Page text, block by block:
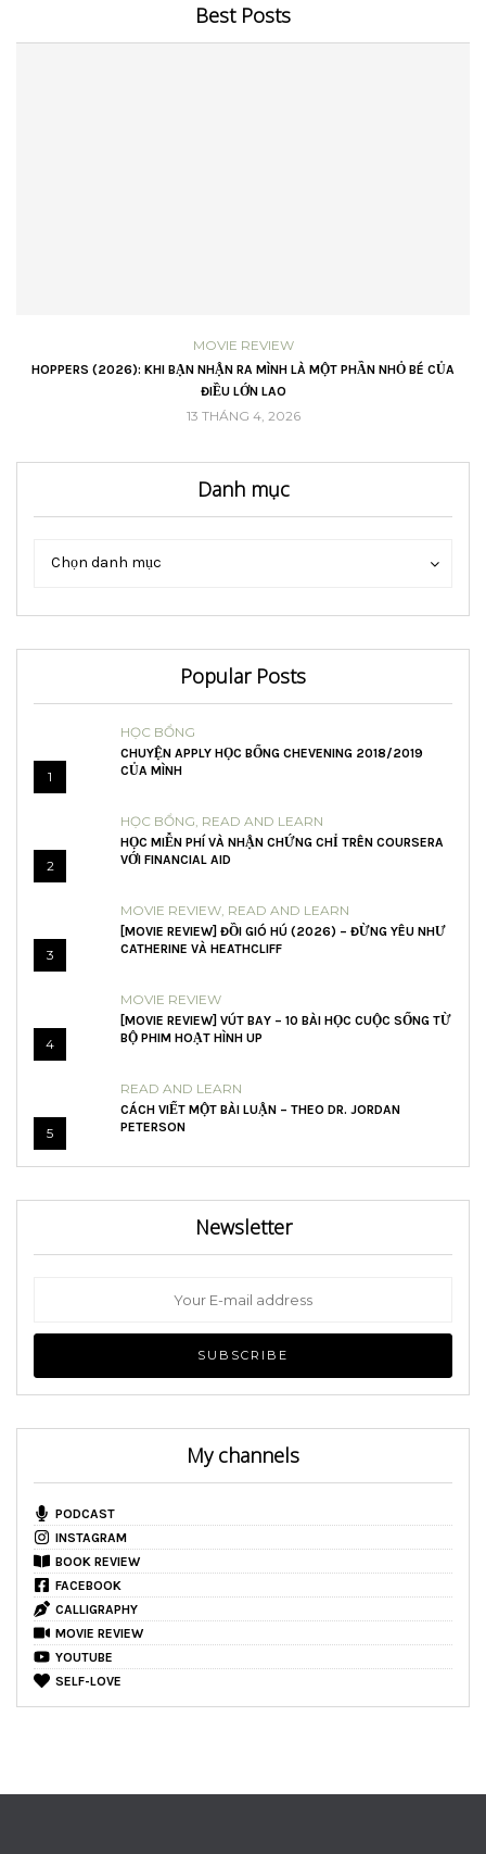
Best Posts
MOVIE REVIEW
HOPPERS (2026): KHI BẠN NHẬN RA MÌNH LÀ MỘT PHẦN NHỎ BÉ CỦA
ĐIỀU LỚN LAO
13 THÁNG 4, 2026
Danh mục
Chọn danh mục
Danh
Popular Posts
1
HỌC BỔNG
CHUYỆN APPLY HỌC BỔNG CHEVENING 2018/2019
CỦA MÌNH
2
HỌC BỔNG READ AND LEARN
HỌC MIỄN PHÍ VÀ NHẬN CHỨNG CHỈ TRÊN COURSERA
VỚI FINANCIAL AID
3
MOVIE REVIEW READ AND LEARN
[MOVIE REVIEW] ĐỒI GIÓ HÚ (2026) – ĐỪNG YÊU NHƯ
CATHERINE VÀ HEATHCLIFF
4
MOVIE REVIEW
[MOVIE REVIEW] VÚT BAY – 10 BÀI HỌC CUỘC SỐNG TỪ
BỘ PHIM HOẠT HÌNH UP
5
READ AND LEARN
CÁCH VIẾT MỘT BÀI LUẬN – THEO DR. JORDAN
PETERSON
Newsletter
My channels
PODCAST
INSTAGRAM
BOOK REVIEW
FACEBOOK
CALLIGRAPHY
MOVIE REVIEW
YOUTUBE
SELF-LOVE